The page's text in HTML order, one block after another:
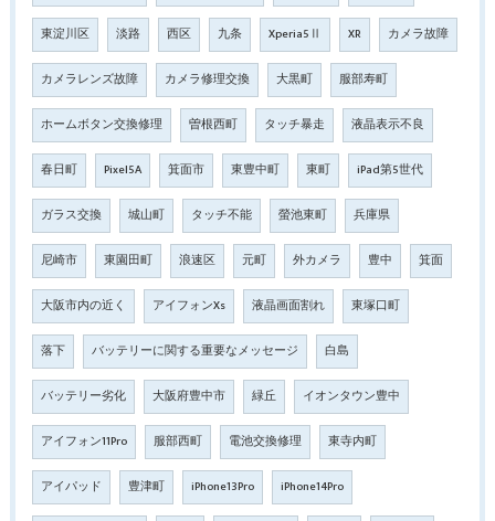
東淀川区 淡路 西区 九条 Xperia5Ⅱ XR カメラ故障
カメラレンズ故障 カメラ修理交換 大黒町 服部寿町
ホームボタン交換修理 曽根西町 タッチ暴走 液晶表示不良
春日町 Pixel5A 箕面市 東豊中町 東町 iPad第5世代
ガラス交換 城山町 タッチ不能 螢池東町 兵庫県
尼崎市 東園田町 浪速区 元町 外カメラ 豊中 箕面
大阪市内の近く アイフォンXs 液晶画面割れ 東塚口町
落下 バッテリーに関する重要なメッセージ 白島
バッテリー劣化 大阪府豊中市 緑丘 イオンタウン豊中
アイフォン11Pro 服部西町 電池交換修理 東寺内町
アイパッド 豊津町 iPhone13Pro iPhone14Pro